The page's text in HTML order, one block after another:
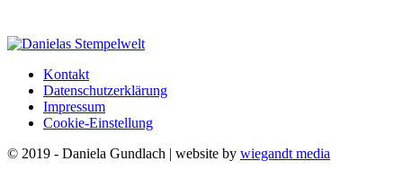
Kontakt
Datenschutzerklärung
Impressum
Cookie-Einstellung
© 2019 - Daniela Gundlach | website by wiegandt media